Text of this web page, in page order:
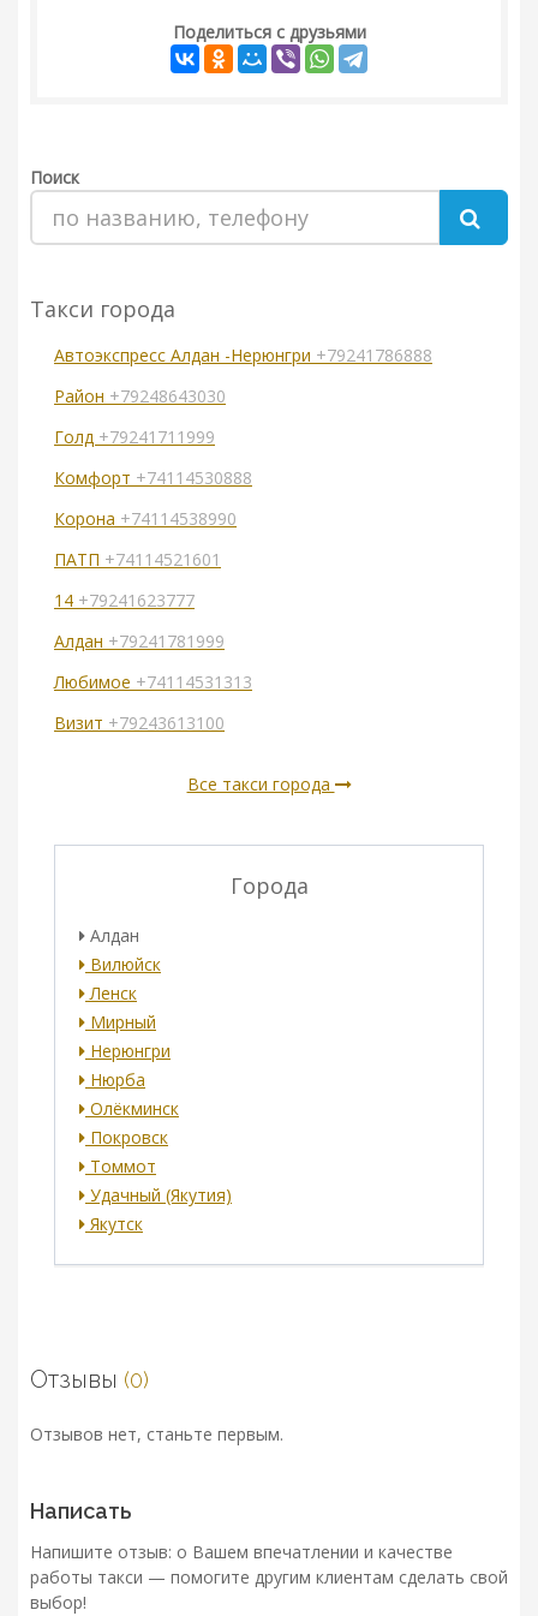
Поделиться с друзьями
Поиск
Такси города
Автоэкспресс Алдан -Нерюнгри +79241786888
Район +79248643030
Голд +79241711999
Комфорт +74114530888
Корона +74114538990
ПАТП +74114521601
14 +79241623777
Алдан +79241781999
Любимое +74114531313
Визит +79243613100
Все такси города
Города
Алдан
Вилюйск
Ленск
Мирный
Нерюнгри
Нюрба
Олёкминск
Покровск
Томмот
Удачный (Якутия)
Якутск
Отзывы (0)
Отзывов нет, станьте первым.
Написать
Напишите отзыв: о Вашем впечатлении и качестве
работы такси — помогите другим клиентам сделать свой
выбор!